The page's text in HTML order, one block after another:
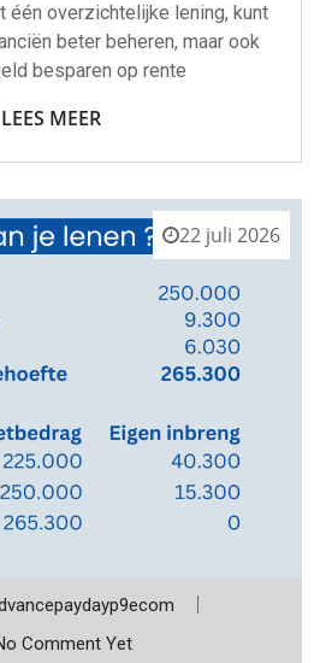
één overzichtelijke lening, kunt
beter beheren, maar ook
besparen op rente
LEES MEER
22 juli 2026
Comment Yet